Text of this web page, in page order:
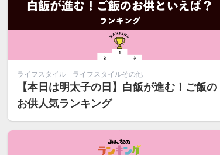
ライフスタイル ライフスタイルその他
【本日は明太子の日】白飯が進む！ご飯の
お供人気ランキング